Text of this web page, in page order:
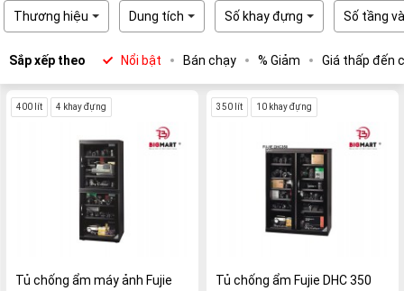
Thương hiệu Dung tích Số khay đựng Số tầng
Sắp xếp theo Nổi bật Bán chạy % Giảm Giá thấp đến
Tủ chống ẩm máy ảnh Fujie
400 lít 4 khay đựng
Tủ chống ẩm Fujie DHC 350
350 lít 10 khay đựng